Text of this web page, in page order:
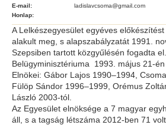
E-mail:
ladislavcsoma@gmail.com
Honlap:
A Lelkészegyesület egyéves
alakult meg, s alapszabályzatát 1991.
Szepsiben tartott közgyűlésén fogadta
Belügyminisztériuma 1993. május 21-én
Elnökei: Gábor Lajos 1990–1994,
Fülöp Sándor 1996–1999, Orémus
László 2003-tól.
Az Egyesület elnöksége a 7 magyar
áll, s a tagság létszáma 2012-ben 71 volt.